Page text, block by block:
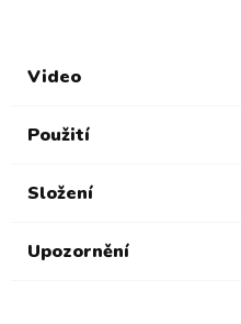
Video
Použití
Složení
Upozornění